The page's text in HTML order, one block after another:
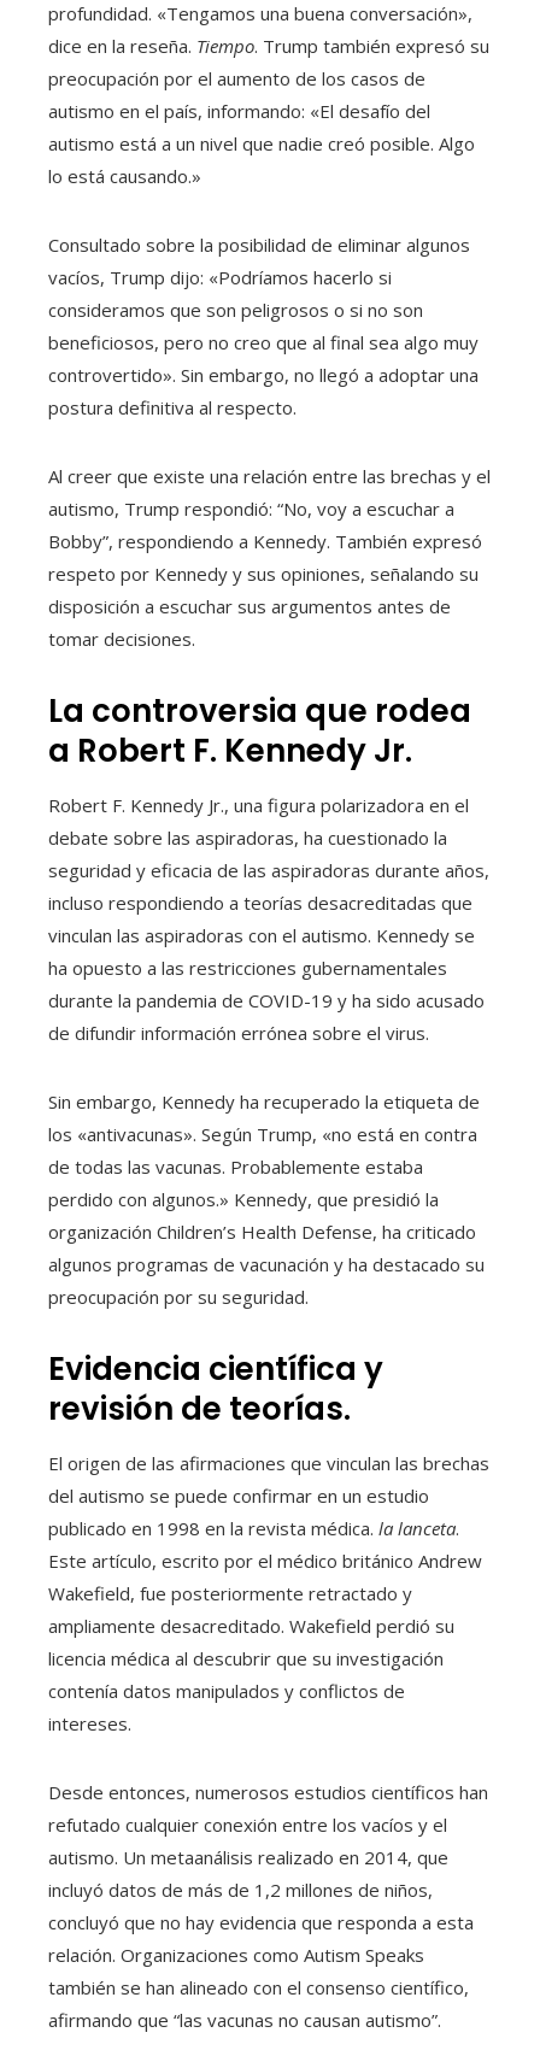
profundidad. «Tengamos una buena conversación»,
dice en la reseña. Tiempo. Trump también expresó su
preocupación por el aumento de los casos de
autismo en el país, informando: «El desafío del
autismo está a un nivel que nadie creó posible. Algo
lo está causando.»
Consultado sobre la posibilidad de eliminar algunos
vacíos, Trump dijo: «Podríamos hacerlo si
consideramos que son peligrosos o si no son
beneficiosos, pero no creo que al final sea algo muy
controvertido». Sin embargo, no llegó a adoptar una
postura definitiva al respecto.
Al creer que existe una relación entre las brechas y el
autismo, Trump respondió: “No, voy a escuchar a
Bobby”, respondiendo a Kennedy. También expresó
respeto por Kennedy y sus opiniones, señalando su
disposición a escuchar sus argumentos antes de
tomar decisiones.
La controversia que rodea
a Robert F. Kennedy Jr.
Robert F. Kennedy Jr., una figura polarizadora en el
debate sobre las aspiradoras, ha cuestionado la
seguridad y eficacia de las aspiradoras durante años,
incluso respondiendo a teorías desacreditadas que
vinculan las aspiradoras con el autismo. Kennedy se
ha opuesto a las restricciones gubernamentales
durante la pandemia de COVID-19 y ha sido acusado
de difundir información errónea sobre el virus.
Sin embargo, Kennedy ha recuperado la etiqueta de
los «antivacunas». Según Trump, «no está en contra
de todas las vacunas. Probablemente estaba
perdido con algunos.» Kennedy, que presidió la
organización Children’s Health Defense, ha criticado
algunos programas de vacunación y ha destacado su
preocupación por su seguridad.
Evidencia científica y
revisión de teorías.
El origen de las afirmaciones que vinculan las brechas
del autismo se puede confirmar en un estudio
publicado en 1998 en la revista médica. la lanceta.
Este artículo, escrito por el médico británico Andrew
Wakefield, fue posteriormente retractado y
ampliamente desacreditado. Wakefield perdió su
licencia médica al descubrir que su investigación
contenía datos manipulados y conflictos de
intereses.
Desde entonces, numerosos estudios científicos han
refutado cualquier conexión entre los vacíos y el
autismo. Un metaanálisis realizado en 2014, que
incluyó datos de más de 1,2 millones de niños,
concluyó que no hay evidencia que responda a esta
relación. Organizaciones como Autism Speaks
también se han alineado con el consenso científico,
afirmando que “las vacunas no causan autismo”.